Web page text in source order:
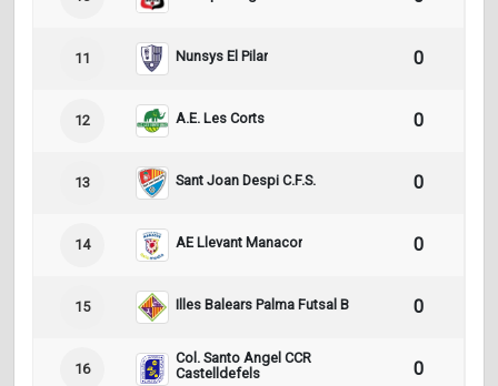
11 Nunsys El Pilar 0
12 A.E. Les Corts 0
13 Sant Joan Despi C.F.S. 0
14 AE Llevant Manacor 0
15 Illes Balears Palma Futsal B 0
16
Col. Santo Angel CCR
Castelldefels
0